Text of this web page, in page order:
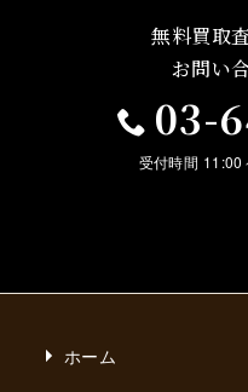
無料買取
お問い
03-
受付時間 11:00
ホーム